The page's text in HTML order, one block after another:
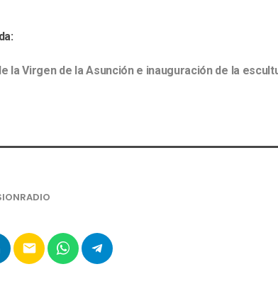
la Virgen de la Asunción e inauguración de la
email